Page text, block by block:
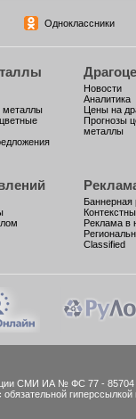
Одноклассники
металлы
Новости
Аналитика
Цены на
Прогнозы
металлы
Баннерная
Реклама в
Classified
СМИ ИА № ФС 77 - 85704
гиперссылкой